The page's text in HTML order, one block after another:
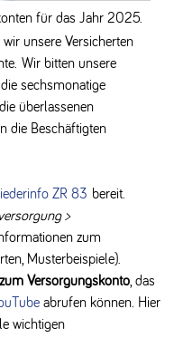
für das Jahr 2025.
unsere Versicherten
Wir bitten unsere
sechsmonatige
überlassenen
die Beschäftigten
ZR 83 bereit.
>
zum
Musterbeispiele).
Versorgungskonto, das
abrufen können. Hier
wichtigen